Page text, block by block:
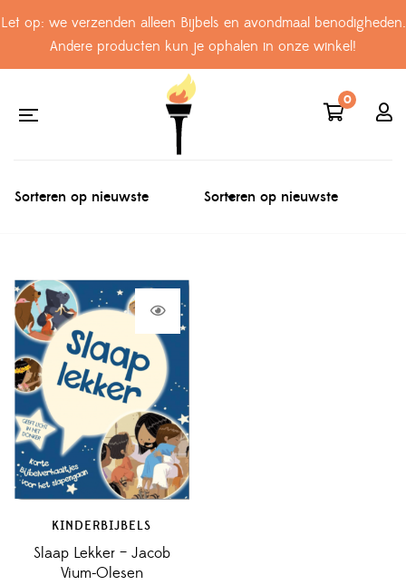
Let op: we verzenden alleen Bijbels en avondmaal benodigheden.
Andere producten kun je ophalen in onze winkel!
0
KINDERBIJBELS
Slaap Lekker – Jacob
Vium-Olesen